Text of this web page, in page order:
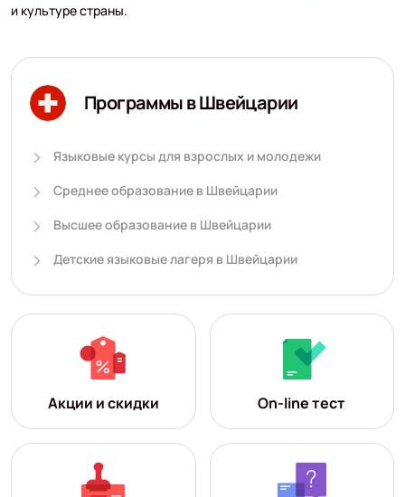
и культуре страны.
Программы в Швейцарии
Языковые курсы для взрослых и молодежи
Среднее образование в Швейцарии
Высшее образование в Швейцарии
Детские языковые лагеря в Швейцарии
Акции и скидки On-line тест